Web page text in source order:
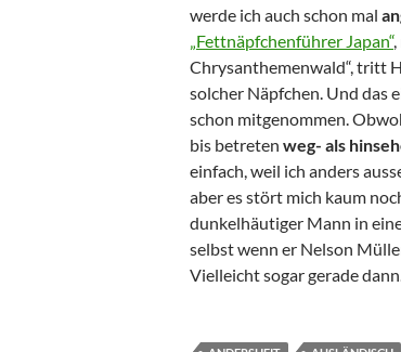
werde ich auch schon mal
„Fettnäpfchenführer Japan“
Chrysanthemenwald“, tritt
solcher Näpfchen. Und das
schon mitgenommen.
bis betreten weg- als
einfach, weil ich anders
aber es stört mich kaum
dunkelhäutiger Mann in
selbst wenn er Nelson
Vielleicht sogar gerade